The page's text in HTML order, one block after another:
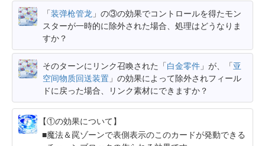
「装弹枪管龙 」の③の効果でコントロールを得たモン
スターが一時的に除外された場合、処理はどうなりま
すか？
そのターンにリンク召喚された「白金零件 」が、「亚
空间物质回送装置 」の効果によって除外されフィール
ドに戻った場合、リンク素材にできますか？
【①の効果について】
魔法＆罠ゾーンで表側表示のこのカードが発動できる